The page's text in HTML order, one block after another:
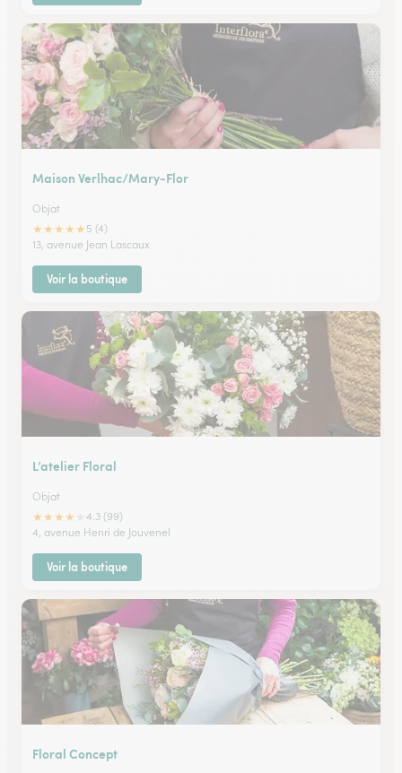
Maison Verlhac/Mary-Flor
Objat
★★★★★ 5 (4)
13, avenue Jean Lascaux
Voir la boutique
L’atelier Floral
Objat
★★★★
4.3 (99)
4, avenue Henri de Jouvenel
Voir la boutique
Floral Concept